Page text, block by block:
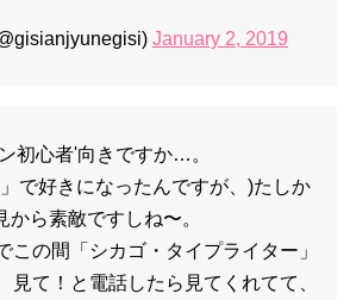
January 2, 2019
初心者'向きですか…。
で好きになったんですが、)たしか
から素敵ですしね〜。
この間「シカゴ・タイプライター」
見て！と電話したら見てくれてて、